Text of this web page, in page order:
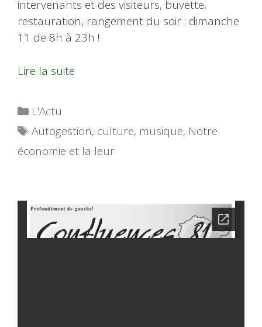
intervenants et des visiteurs, buvette,
restauration, rangement du soir : dimanche
11 de 8h à 23h !
Lire la suite
Catégories
L'Actu
Étiquettes
Autogestion, culture, musique, Notre
économie et la leur